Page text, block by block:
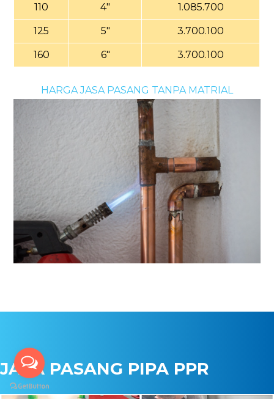
110 4" 1.085.700
125 5" 3.700.100
160 6" 3.700.100
HARGA JASA PASANG TANPA MATRIAL
JASA PASANG PIPA PPR